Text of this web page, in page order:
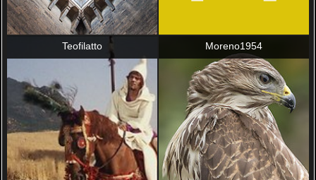
Teofilatto Moreno1954